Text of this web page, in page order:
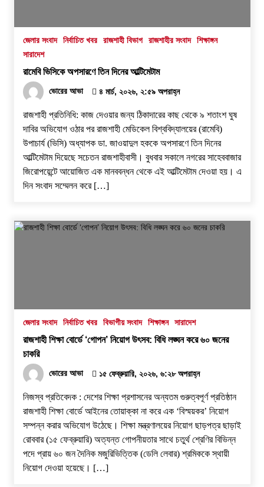
১ আগস্ট, ২০২৬, ৯:৫০ অপরাহ্ন
দুর্গাপুরে ভ্রাম্যমাণ আদালতের মাধ্যমে হয়রানির
১ আগস্ট, ২০২৬, ৯:৩৪ অপরাহ্ন
রাজশাহীতে সাংবাদিক সম্রাটকে কুপিয়ে জখম, অবস্থা
৩১ জুলাই, ২০২৬, ৯:৫৪ পূর্বাহ্ন
গোদাগাড়ীতে যাত্রী ছাউনি ও বাস বেসহ ৫ দফা দাবিতে
আসামী সুরুজ আলী কারাগারে
২৭ জুলাই, ২০২৬, ৩:১৫ অপরাহ্ন
গোদাগাড়ীর শীর্ষ ব্যবসায়ী আজাদ আটক
বাগমারায় যুবদলের নেতাকে পিটিয়ে আহত করলো
ছাত্রদলের তিন নেতা
১৭ জুলাই, ২০২৬, ৮:০৬ অপরাহ্ন
‘প্রযুক্তির সঙ্গে তাল মিলিয়ে সাংবাদিকদের এগিয়ে যেতে
জেলার সংবাদ নির্বাচিত খবর রাজশাহী বিভাগ রাজশাহীর সংবাদ
শিক্ষাঙ্গন
সারাদেশ
রামেবি ভিসিকে অপসারণে তিন দিনের আল্টিমেটাম
ভোরের আভা ৪ মার্চ, ২০২৬, ২:৫৯ অপরাহ্ন
রাজশাহী প্রতিনিধি: কাজ দেওয়ার জন্য ঠিকাদারের কাছ থেকে ৯ শতাংশ ঘুষ
দাবির অভিযোগ ওঠার পর রাজশাহী মেডিকেল বিশ্ববিদ্যালয়ের (রামেবি)
উপাচার্য (ভিসি) অধ্যাপক ডা. জাওয়াদুল হককে অপসারণে তিন দিনের
আল্টিমেটাম দিয়েছে সচেতন রাজশাহীবাসী। বুধবার সকালে নগরের সাহেববাজার
জিরোপয়েন্টে আয়োজিত এক মানববন্ধন থেকে এই আল্টিমেটাম দেওয়া হয়। এ
দিন সংবাদ সম্মেলন করে […]
জেলার সংবাদ নির্বাচিত খবর বিভাগীয় সংবাদ শিক্ষাঙ্গন সারাদেশ
​রাজশাহী শিক্ষা বোর্ডে ‘গোপন’ নিয়োগ উৎসব: বিধি লঙ্ঘন করে ৬০ জনের
চাকরি
ভোরের আভা ১৫ ফেব্রুয়ারি, ২০২৬, ৬:২৮ অপরাহ্ন
​নিজস্ব প্রতিবেদক : দেশের শিক্ষা প্রশাসনের অন্যতম গুরুত্বপূর্ণ প্রতিষ্ঠান
রাজশাহী শিক্ষা বোর্ডে আইনের তোয়াক্কা না করে এক ‘বিস্ময়কর’ নিয়োগ
সম্পন্ন করার অভিযোগ উঠেছে। শিক্ষা মন্ত্রণালয়ের নিয়োগ ছাড়পত্র ছাড়াই
রোববার (১৫ ফেব্রুয়ারি) অত্যন্ত গোপনীয়তার সাথে চতুর্থ শ্রেণির বিভিন্ন
পদে প্রায় ৬০ জন দৈনিক মজুরিভিত্তিক (ডেলি লেবার) শ্রমিককে স্থায়ী
নিয়োগ দেওয়া হয়েছে। […]